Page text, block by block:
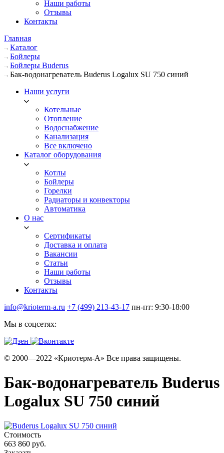
Наши работы
Отзывы
Контакты
Главная
Каталог
Бойлеры
Бойлеры Buderus
Бак-водонагреватель Buderus Logalux SU 750 синий
Наши услуги
Котельные
Отопление
Водоснабжение
Канализация
Все включено
Каталог оборудования
Котлы
Бойлеры
Горелки
Радиаторы и конвекторы
Автоматика
О нас
Сертификаты
Доставка и оплата
Вакансии
Статьи
Наши работы
Отзывы
Контакты
info@krioterm-a.ru +7 (499) 213-43-17 пн-пт: 9:30-18:00
Мы в соцсетях:
© 2000—2022 «Криотерм-А» Все права защищены.
Бак-водонагреватель Buderus
Logalux SU 750 синий
Стоимость
663 860 руб.